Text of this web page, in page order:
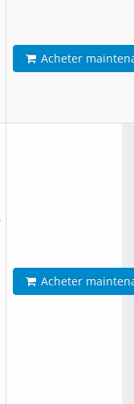
Acheter
Acheter